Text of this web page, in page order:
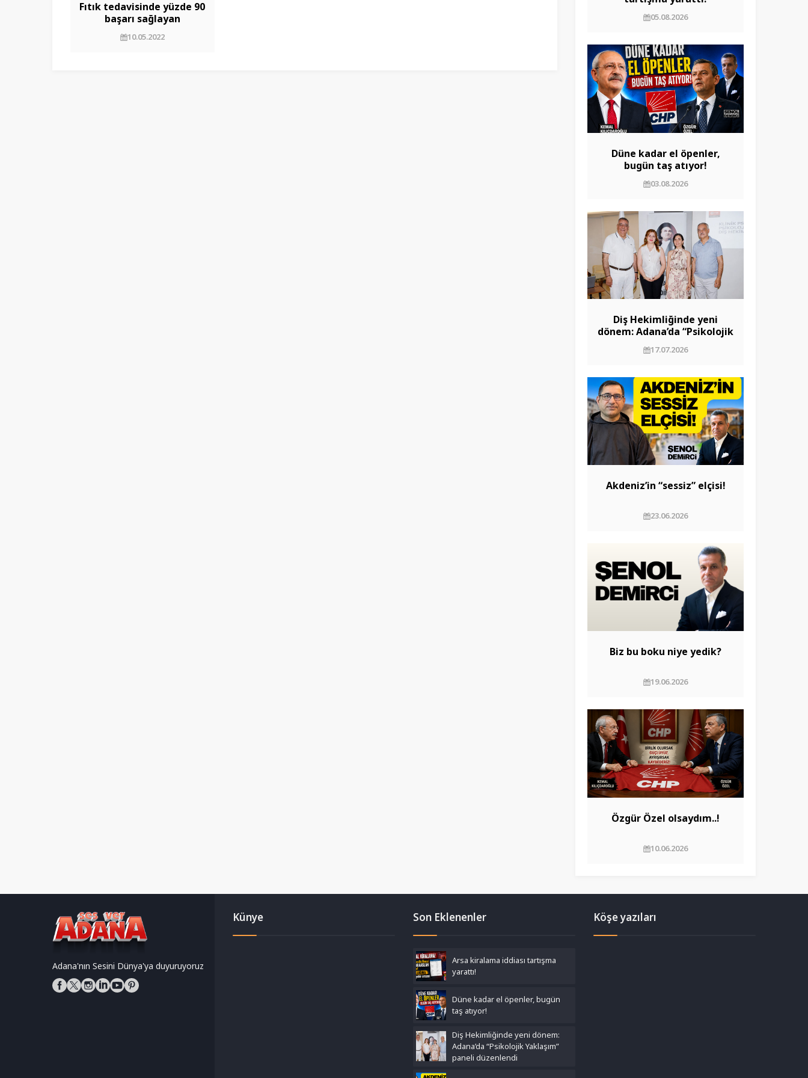
Fıtık tedavisinde yüzde 90
başarı sağlayan
ameliyatsız yöntem:
Ozon tedavi
10.05.2022
05.08.2026
Düne kadar el öpenler,
bugün taş atıyor!
03.08.2026
Diş Hekimliğinde yeni
dönem: Adana’da “Psikolojik
Yaklaşım” paneli düzenlendi
17.07.2026
Akdeniz’in “sessiz” elçisi!
23.06.2026
Biz bu boku niye yedik?
19.06.2026
Özgür Özel olsaydım..!
10.06.2026
Adana'nın Sesini Dünya'ya duyuruyoruz
Künye Son Eklenenler
Arsa kiralama iddiası tartışma
yarattı!
Düne kadar el öpenler, bugün
taş atıyor!
Diş Hekimliğinde yeni dönem:
Adana’da “Psikolojik Yaklaşım”
paneli düzenlendi
Köşe yazıları